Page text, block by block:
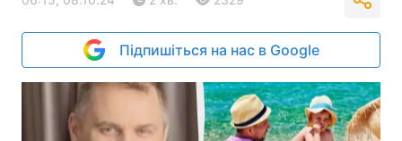
Підпишіться на нас в Google